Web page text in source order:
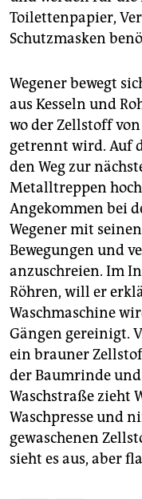
Toilettenpapier,
Schutzmasken
Wegener bewegt
aus Kesseln und
wo der Zellstoff
getrennt wird. Auf
den Weg zur
Metalltreppen
Angekommen bei
Wegener mit
Bewegungen und
anzuschreien. Im
Röhren, will er
Waschmaschine
Gängen gereinigt.
ein brauner
der Baumrinde
Waschstraße zieht
Waschpresse und
gewaschenen
sieht es aus, aber